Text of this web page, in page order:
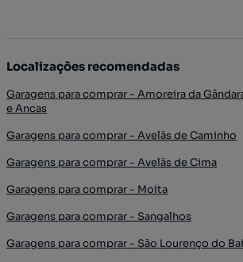
Localizações recomendadas
Garagens para comprar - Amoreira da
e Ancas
Garagens para comprar - Avelãs de Caminho
Garagens para comprar - Avelãs de Cima
Garagens para comprar - Moita
Garagens para comprar - Sangalhos
Garagens para comprar - São Lourenço do